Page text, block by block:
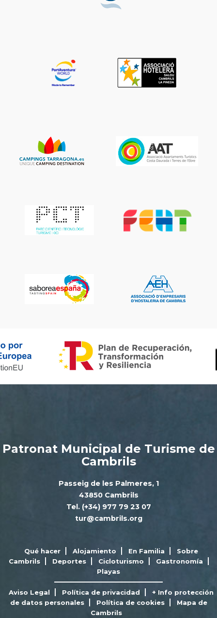
Patronat Municipal de Turisme de
Cambrils
Passeig de les Palmeres, 1
43850 Cambrils
Tel. (+34) 977 79 23 07
tur@cambrils.org
Qué hacer Alojamiento En Familia
Sobre
Cambrils
Deportes Cicloturismo
Gastronomía
Playas
Aviso Legal Política de privacidad
+ Info protección
de datos personales
Política de cookies
Mapa de
Cambrils